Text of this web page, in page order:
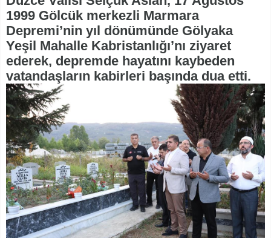
1999 Gölcük merkezli Marmara
Depremi’nin yıl dönümünde Gölyaka
Yeşil Mahalle Kabristanlığı’nı ziyaret
ederek, depremde hayatını kaybeden
vatandaşların kabirleri başında dua etti.